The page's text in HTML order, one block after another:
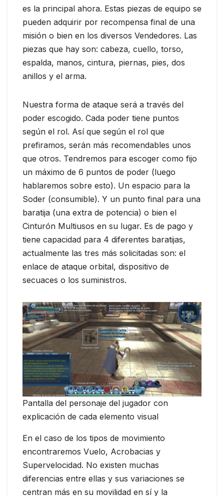
es la principal ahora. Estas piezas de equipo se
pueden adquirir por recompensa final de una
misión o bien en los diversos Vendedores. Las
piezas que hay son: cabeza, cuello, torso,
espalda, manos, cintura, piernas, pies, dos
anillos y el arma.
Nuestra forma de ataque será a través del
poder escogido. Cada poder tiene puntos
según el rol. Así que según el rol que
prefiramos, serán más recomendables unos
que otros. Tendremos para escoger como fijo
un máximo de 6 puntos de poder (luego
hablaremos sobre esto). Un espacio para la
Soder (consumible). Y un punto final para una
baratija (una extra de potencia) o bien el
Cinturón Multiusos en su lugar. Es de pago y
tiene capacidad para 4 diferentes baratijas,
actualmente las tres más solicitadas son: el
enlace de ataque orbital, dispositivo de
secuaces o los suministros.
Pantalla del personaje del jugador con
explicación de cada elemento visual
En el caso de los tipos de movimiento
encontraremos Vuelo, Acrobacias y
Supervelocidad. No existen muchas
diferencias entre ellas y sus variaciones se
centran más en su movilidad en sí y la